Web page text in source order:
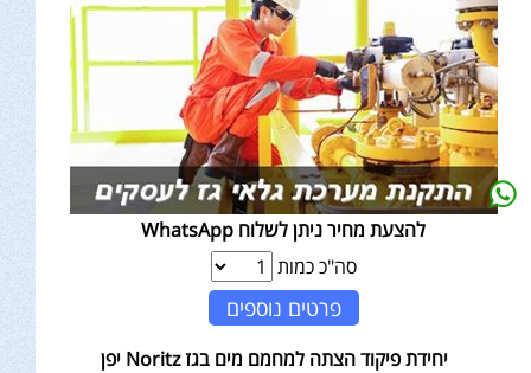
להצעת מחיר ניתן לשלוח WhatsApp
סה"כ כמות
פרטים נוספים
יחידת פיקוד הצתה למחמם מים בגז Noritz יפן